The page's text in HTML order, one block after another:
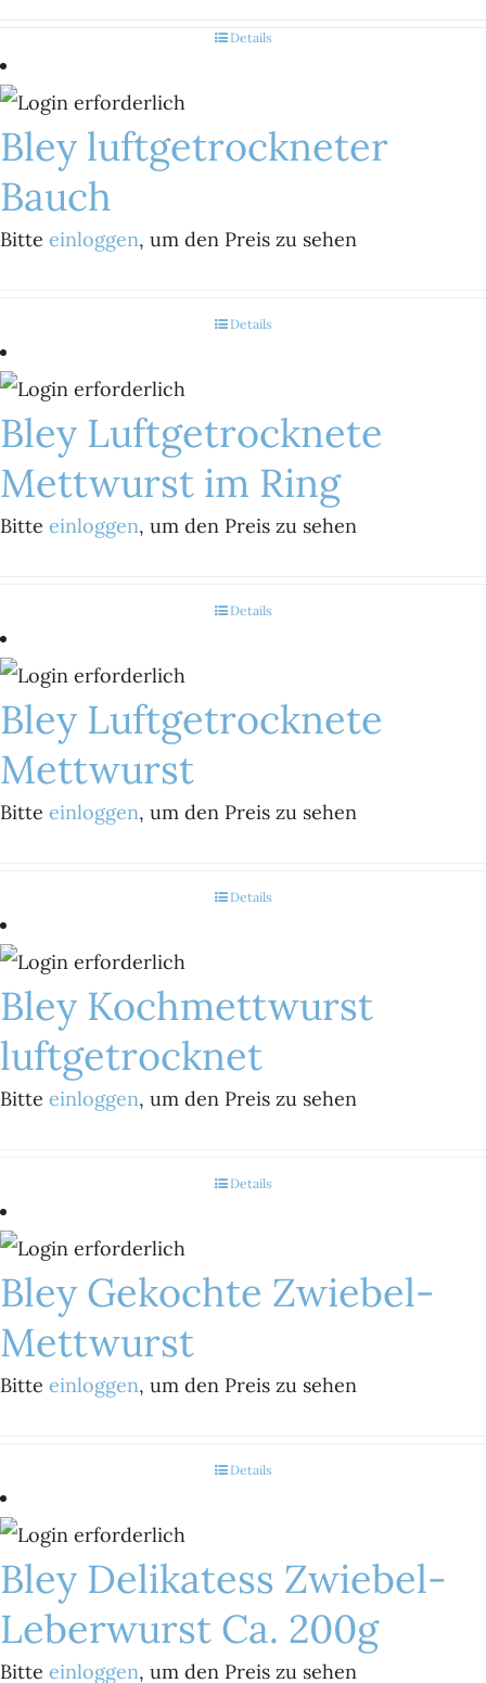
Details
Bley luftgetrockneter
Bauch
Bitte einloggen, um den Preis zu sehen
Details
Bley Luftgetrocknete
Mettwurst im Ring
Bitte einloggen, um den Preis zu sehen
Details
Bley Luftgetrocknete
Mettwurst
Bitte einloggen, um den Preis zu sehen
Details
Bley Kochmettwurst
luftgetrocknet
Bitte einloggen, um den Preis zu sehen
Details
Bley Gekochte Zwiebel-
Mettwurst
Bitte einloggen, um den Preis zu sehen
Details
Bley Delikatess Zwiebel-
Leberwurst Ca. 200g
Bitte einloggen, um den Preis zu sehen